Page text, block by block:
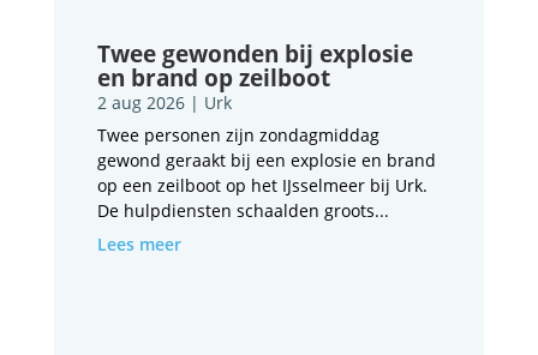
Twee gewonden bij explosie
en brand op zeilboot
2 aug 2026| Urk
Twee personen zijn zondagmiddag
gewond geraakt bij een explosie en brand
op een zeilboot op het IJsselmeer bij Urk.
De hulpdiensten schaalden groots...
Lees meer